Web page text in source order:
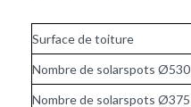
Surface de toiture
Nombre de solarspots Ø530
Nombre de solarspots Ø375